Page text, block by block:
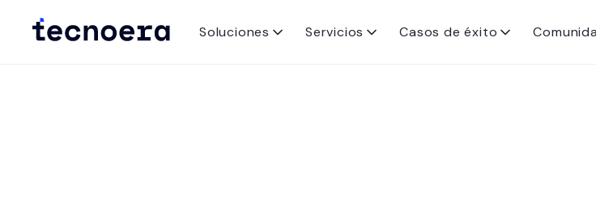
Soluciones Servicios Casos de éxito